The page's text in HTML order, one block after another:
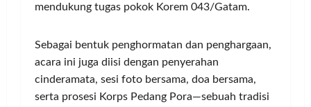
mendukung tugas pokok Korem 043/Gatam.
Sebagai bentuk penghormatan dan penghargaan,
acara ini juga diisi dengan penyerahan
cinderamata, sesi foto bersama, doa bersama,
serta prosesi Korps Pedang Pora—sebuah tradisi